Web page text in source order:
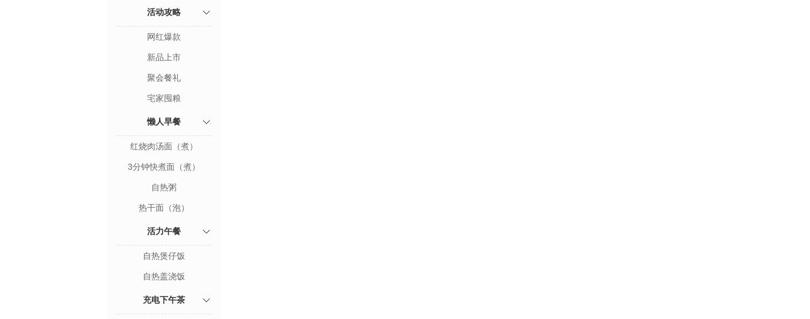
活动攻略
网红爆款
新品上市
聚会餐礼
宅家囤粮
懒人早餐
红烧肉汤面（煮）
3分钟快煮面（煮）
自热粥
热干面（泡）
活力午餐
自热煲仔饭
自热盖浇饭
充电下午茶